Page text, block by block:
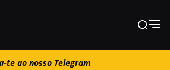
te ao nosso Telegram
te ao nosso Telegram